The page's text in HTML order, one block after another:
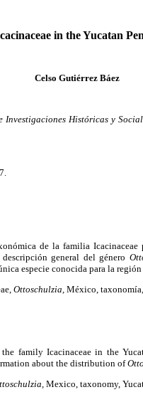
in the Yucatan
Celso Gutiérrez Báez
Históricas y
de la familia Icacinaceae
general del género
especie conocida para la región
Ottoschulzia, México,
family Icacinaceae in the
about the distribution of
Mexico, taxonomy,